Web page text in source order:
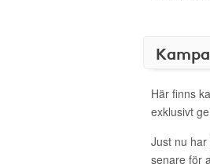
Här finns
exklusivt
Just nu
senare för